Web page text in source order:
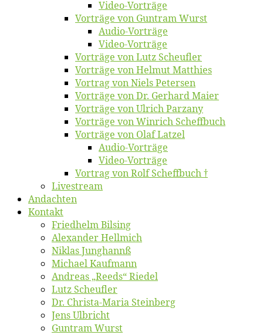
Vi­deo-Vor­trä­ge
Vor­trä­ge von Gun­tram Wurst
Au­dio-Vor­trä­ge
Vi­deo-Vor­trä­ge
Vor­trä­ge von Lutz Scheufler
Vor­trä­ge von Hel­mut Matthies
Vor­trag von Niels Petersen
Vor­trä­ge von Dr. Ger­hard Maier
Vor­trä­ge von Ul­rich Parzany
Vor­trä­ge von Win­rich Scheffbuch
Vor­trä­ge von Olaf Latzel
Au­dio-Vor­trä­ge
Vi­deo-Vor­trä­ge
Vor­trag von Rolf Scheffbuch †
Live­stream
An­dach­ten
Kon­takt
Fried­helm Bilsing
Alex­an­der Hellmich
Ni­klas Junghannß
Mi­cha­el Kaufmann
An­dre­as „Reeds“ Riedel
Lutz Scheuf­ler
Dr. Chris­­ta-Ma­ria Steinberg
Jens Ulb­richt
Gun­tram Wurst